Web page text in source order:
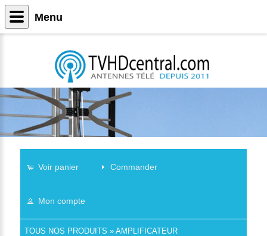
Voir panier Commander
Mon compte
TOUS NOS PRODUITS » AMPLIFICATEUR
Menu